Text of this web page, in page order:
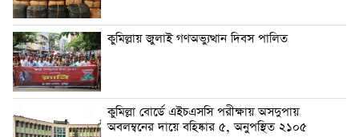
কুমিল্লায় জুলাই গণঅভ্যুত্থান দিবস পালিত
কুমিল্লা বোর্ডে এইচএসসি পরীক্ষায় অসদুপায়
অবলম্বনের দায়ে বহিষ্কার ৫, অনুপস্থিত ২১০৫